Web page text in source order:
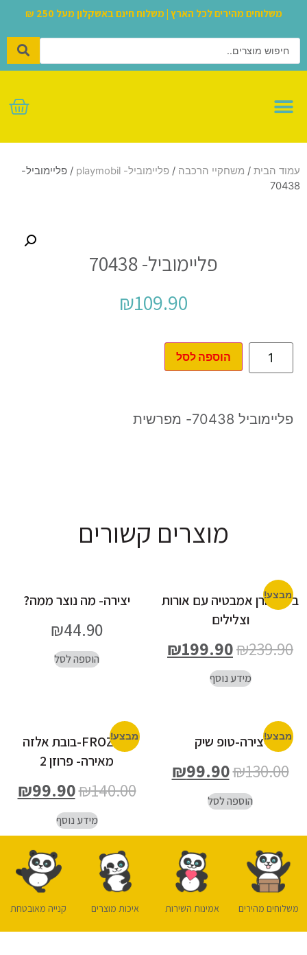
משלוחים מהירים לכל הארץ | משלוח חינם באשקלון מעל 250 ₪
עמוד הבית / משחקיי הרכבה / פליימוביל- playmobil
/ פליימוביל-
70438
פליימוביל- 70438
₪109.90
הוספה לסל
פליימוביל 70438- מפרשית
מוצרים קשורים
מבצע!
בייבי בורן אמבטיה עם אורות
וצלילים
₪239.90
₪199.90
מידע נוסף
יצירה- מה נוצר ממה?
₪44.90
הוספה לסל
מבצע!יצירה-טופ שיק
₪130.00
₪99.90
הוספה לסל
מבצע!
FROZEN-בובת אלזה
מאירה- פרוזן 2
₪140.00
₪99.90
מידע נוסף
משלוחים מהירים אמינות השירות איכות מוצרים קנייה מאובטחת